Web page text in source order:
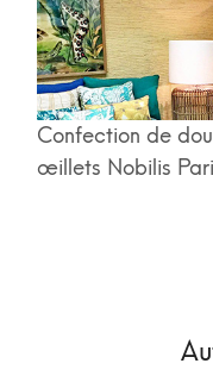
Confection de
œillets Nobilis